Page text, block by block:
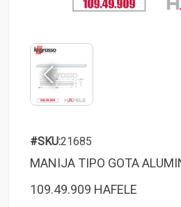
#SKU:21685
MANIJA TIPO GOTA
109.49.909 HAFELE